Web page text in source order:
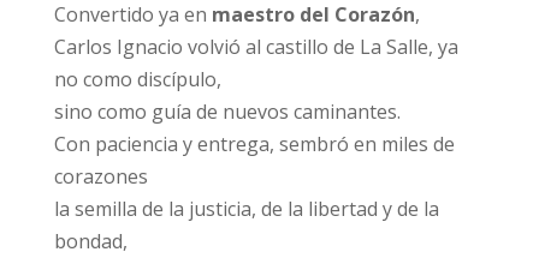
Convertido ya en maestro del Corazón,
Carlos Ignacio volvió al castillo de La Salle, ya
no como discípulo,
sino como guía de nuevos caminantes.
Con paciencia y entrega, sembró en miles de
corazones
la semilla de la justicia, de la libertad y de la
bondad,